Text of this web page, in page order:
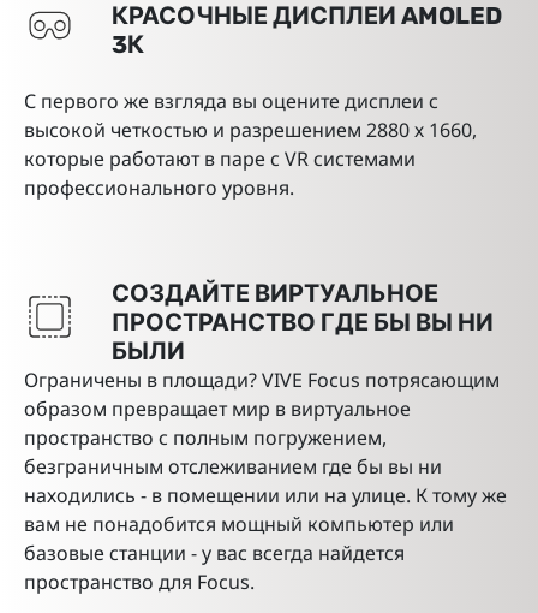
КРАСОЧНЫЕ ДИСПЛЕИ AMOLED
3К
С первого же взгляда вы оцените дисплеи с
высокой четкостью и разрешением 2880 х 1660,
которые работают в паре с VR системами
профессионального уровня.
СОЗДАЙТЕ ВИРТУАЛЬНОЕ
ПРОСТРАНСТВО ГДЕ БЫ ВЫ НИ
БЫЛИ
Ограничены в площади? VIVE Focus потрясающим
образом превращает мир в виртуальное
пространство с полным погружением,
безграничным отслеживанием где бы вы ни
находились - в помещении или на улице. К тому же
вам не понадобится мощный компьютер или
базовые станции - у вас всегда найдется
пространство для Focus.